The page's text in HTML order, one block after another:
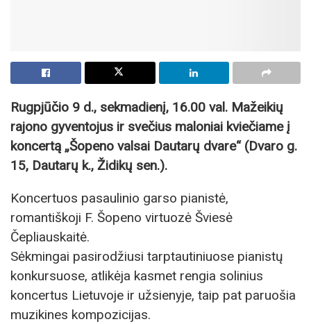
Rugpjūčio 9 d., sekmadienį, 16.00 val. Mažeikių
rajono gyventojus ir svečius maloniai kviečiame į
koncertą „Šopeno valsai Dautarų dvare“ (Dvaro g.
15, Dautarų k., Židikų sen.).
Koncertuos pasaulinio garso pianistė,
romantiškoji F. Šopeno virtuozė Šviesė
Čepliauskaitė.
Sėkmingai pasirodžiusi tarptautiniuose pianistų
konkursuose, atlikėja kasmet rengia solinius
koncertus Lietuvoje ir užsienyje, taip pat paruošia
muzikines kompozicijas.